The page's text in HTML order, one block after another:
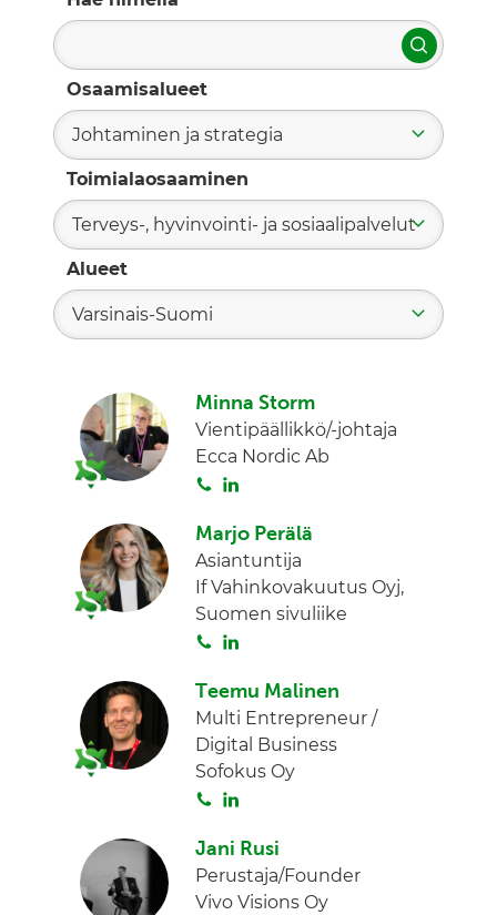
Hae
Osaamisalueet
Johtaminen ja strategia
Toimialaosaaminen
Terveys-, hyvinvointi- ja sosiaalipalvelut
Alueet
Varsinais-Suomi
Minna Storm
Vientipäällikkö/-johtaja
Ecca Nordic Ab
S
i
t
a
n
k
e
d
Marjo Perälä
Asiantuntija
If Vahinkovakuutus Oyj,
Suomen sivuliike
S
i
t
a
n
k
e
d
Teemu Malinen
Multi Entrepreneur /
Digital Business
Sofokus Oy
S
i
t
a
n
k
e
Jani Rusi
Perustaja/Founder
Vivo Visions Oy